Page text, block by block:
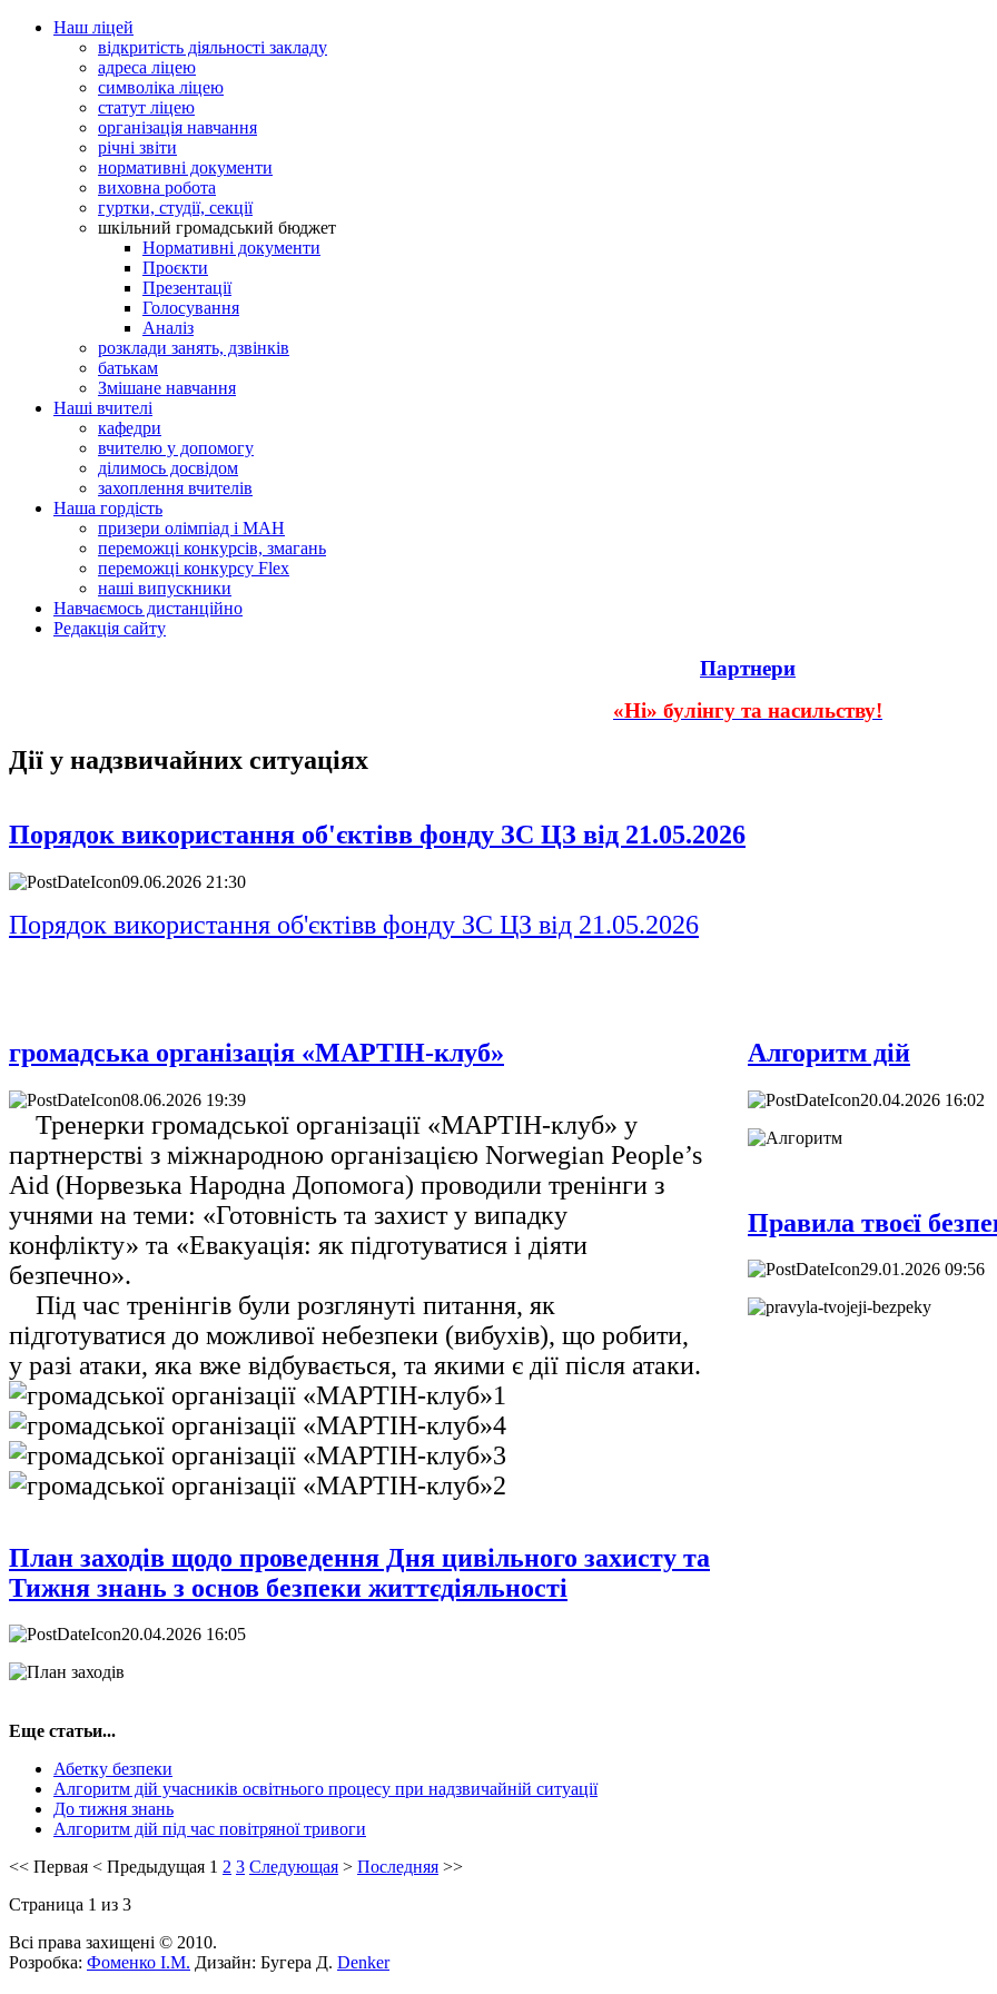
Наш ліцей
відкритість діяльності закладу
адреса ліцею
символіка ліцею
статут ліцею
організація навчання
річні звіти
нормативні документи
виховна робота
гуртки, студії, секції
шкільний громадський бюджет
Нормативні документи
Проєкти
Презентації
Голосування
Аналіз
розклади занять, дзвінків
батькам
Змішане навчання
Наші вчителі
кафедри
вчителю у допомогу
ділимось досвідом
захоплення вчителів
Наша гордість
призери олімпіад і МАН
переможці конкурсів, змагань
переможці конкурсу Flex
наші випускники
Навчаємось дистанційно
Редакція сайту
Партнери
«Ні» булінгу та насильству!
Дії у надзвичайних ситуаціях
Порядок використання об'єктівв фонду ЗС ЦЗ від 21.05.2026
09.06.2026 21:30
Порядок використання об'єктівв фонду ЗС ЦЗ від 21.05.2026
громадська організація «МАРТІН-клуб»
08.06.2026 19:39
Тренерки громадської організації «МАРТІН-клуб» у
партнерстві з міжнародною організацією Norwegian People’s
Aid (Норвезька Народна Допомога) проводили тренінги з
учнями на теми: «Готовність та захист у випадку
конфлікту» та «Евакуація: як підготуватися і діяти
безпечно».
Під час тренінгів були розглянуті питання, як
підготуватися до можливої небезпеки (вибухів), що робити,
у разі атаки, яка вже відбувається, та якими є дії після атаки.
План заходів щодо проведення Дня цивільного захисту та
Тижня знань з основ безпеки життєдіяльності
20.04.2026 16:05
Алгоритм дій
20.04.2026 16:02
Правила твоєї
29.01.2026 09:56
Еще статьи...
Абетку безпеки
Алгоритм дій учасників освітнього процесу при надзвичайній ситуації
До тижня знань
Алгоритм дій під час повітряної тривоги
<< Первая < Предыдущая 1 2 3 Следующая > Последняя >>
Страница 1 из 3
Всі права захищені © 2010.
Розробка: Фоменко І.М. Дизайн: Бугера Д. Denker